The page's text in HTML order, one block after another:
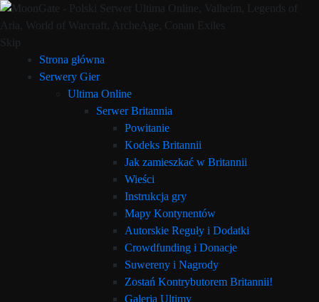
Skip
Strona główna
Serwery Gier
Ultima Online
Serwer Britannia
Powitanie
Kodeks Britannii
Jak zamieszkać w Britannii
Wieści
Instrukcja gry
Mapy Kontynentów
Autorskie Reguły i Dodatki
Crowdfunding i Donacje
Suwereny i Nagrody
Zostań Kontrybutorem Britannii!
Galeria Ultimy